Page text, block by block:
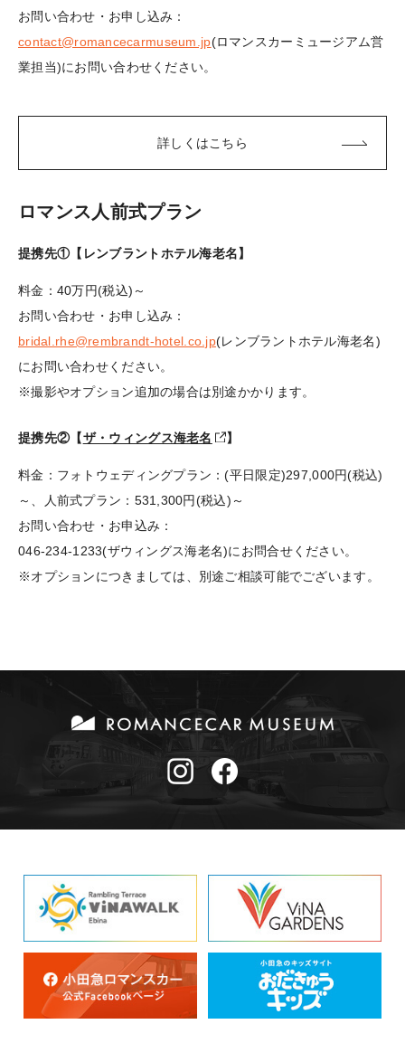
お問い合わせ・お申し込み：
contact@romancecarmuseum.jp(ロマンスカーミュージアム営
業担当)にお問い合わせください。
詳しくはこちら
ロマンス人前式プラン
提携先①【レンブラントホテル海老名】
料金：40万円(税込)～
お問い合わせ・お申し込み：
bridal.rhe@rembrandt-hotel.co.jp(レンブラントホテル海老名)
にお問い合わせください。
※撮影やオプション追加の場合は別途かかります。
提携先②【ザ・ウィングス海老名 】
料金：フォトウェディングプラン：(平日限定)297,000円(税込)
～、人前式プラン：531,300円(税込)～
お問い合わせ・お申込み：
046-234-1233(ザウィングス海老名)にお問合せください。
※オプションにつきましては、別途ご相談可能でございます。